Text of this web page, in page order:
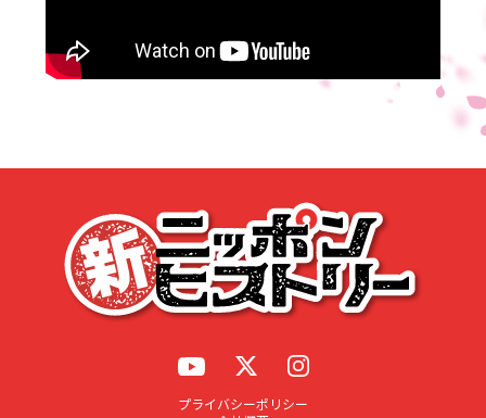
プライバシーポリシー